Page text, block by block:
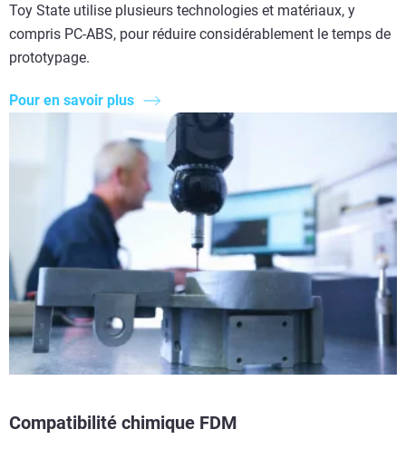
Toy State utilise plusieurs technologies et matériaux, y
compris PC-ABS, pour réduire considérablement le temps de
prototypage.
Pour en savoir plus
Compatibilité chimique FDM